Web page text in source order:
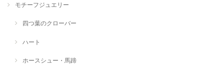
モチーフジュエリー
四つ葉のクローバー
ハート
ホースシュー・馬蹄